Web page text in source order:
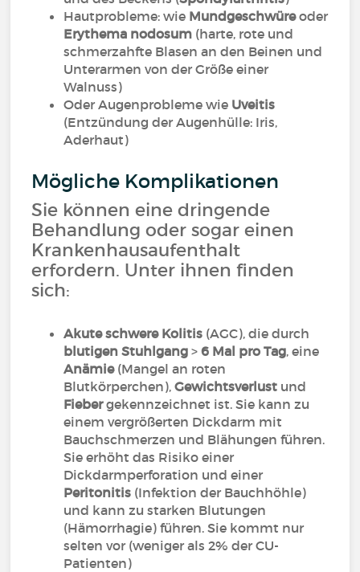
Hautprobleme: wie Mundgeschwüreoder
Erythema nodosum (harte, rote und
schmerzahfte Blasen an den Beinen und
Unterarmen von der Größe einer
Walnuss)
Oder Augenprobleme wie Uveitis
(Entzündung der Augenhülle: Iris,
Aderhaut)
Mögliche Komplikationen
Sie können eine dringende
Behandlung oder sogar einen
Krankenhausaufenthalt
erfordern. Unter ihnen finden
sich:
Akute schwere Kolitis (AGC), die durch
blutigen Stuhlgang >6 Mal pro Tag, eine
Anämie(Mangel an roten
Blutkörperchen),Gewichtsverlust und
Fiebergekennzeichnet ist. Sie kann zu
einem vergrößerten Dickdarm mit
Bauchschmerzen und Blähungen führen.
Sie erhöht das Risiko einer
Dickdarmperforation und einer
Peritonitis (Infektion der Bauchhöhle)
und kann zu starken Blutungen
(Hämorrhagie) führen. Sie kommt nur
selten vor (weniger als 2% der CU-
Patienten)